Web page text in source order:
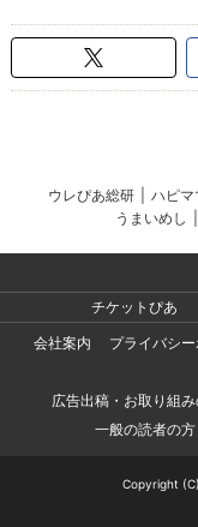
ウレぴあ総研 ハピ
うまいめし
チケットぴあ
会社案内
プライバシ
広告出稿・お取り組
一般の読者の
Copyright